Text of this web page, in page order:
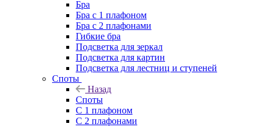
Бра
Бра с 1 плафоном
Бра с 2 плафонами
Гибкие бра
Подсветка для зеркал
Подсветка для картин
Подсветка для лестниц и ступеней
Споты
Назад
Споты
С 1 плафоном
С 2 плафонами